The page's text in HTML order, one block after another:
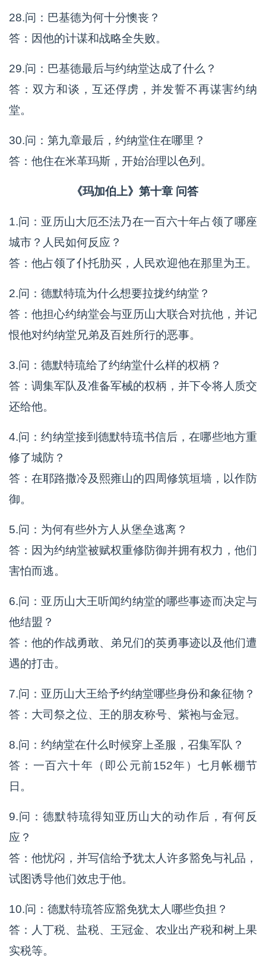
28.问：巴基德为何十分懊丧？
答：因他的计谋和战略全失败。
29.问：巴基德最后与约纳堂达成了什么？
答：双方和谈，互还俘虏，并发誓不再谋害约纳
堂。
30.问：第九章最后，约纳堂住在哪里？
答：他住在米革玛斯，开始治理以色列。
《玛加伯上》第十章 问答
1.问：亚历山大厄丕法乃在一百六十年占领了哪座
城市？人民如何反应？
答：他占领了仆托肋买，人民欢迎他在那里为王。
2.问：德默特琉为什么想要拉拢约纳堂？
答：他担心约纳堂会与亚历山大联合对抗他，并记
恨他对约纳堂兄弟及百姓所行的恶事。
3.问：德默特琉给了约纳堂什么样的权柄？
答：调集军队及准备军械的权柄，并下令将人质交
还给他。
4.问：约纳堂接到德默特琉书信后，在哪些地方重
修了城防？
答：在耶路撒冷及熙雍山的四周修筑垣墙，以作防
御。
5.问：为何有些外方人从堡垒逃离？
答：因为约纳堂被赋权重修防御并拥有权力，他们
害怕而逃。
6.问：亚历山大王听闻约纳堂的哪些事迹而决定与
他结盟？
答：他的作战勇敢、弟兄们的英勇事迹以及他们遭
遇的打击。
7.问：亚历山大王给予约纳堂哪些身份和象征物？
答：大司祭之位、王的朋友称号、紫袍与金冠。
8.问：约纳堂在什么时候穿上圣服，召集军队？
答：一百六十年（即公元前152年）七月帐棚节
日。
9.问：德默特琉得知亚历山大的动作后，有何反
应？
答：他忧闷，并写信给予犹太人许多豁免与礼品，
试图诱导他们效忠于他。
10.问：德默特琉答应豁免犹太人哪些负担？
答：人丁税、盐税、王冠金、农业出产税和树上果
实税等。